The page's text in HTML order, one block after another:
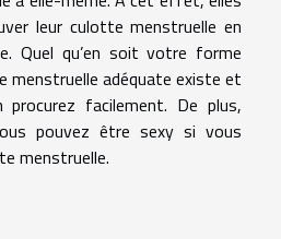
leur culotte menstruelle en
Quel qu’en soit votre forme
menstruelle adéquate existe et
facilement. De plus,
pouvez être sexy si vous
menstruelle.